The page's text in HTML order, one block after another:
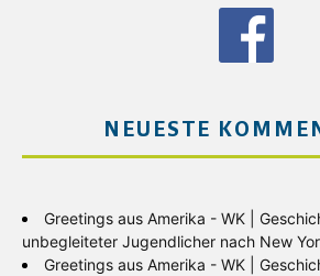
NEUESTE
Greetings aus Amerika - WK |
unbegleiteter Jugendlicher nach New
Greetings aus Amerika - WK |